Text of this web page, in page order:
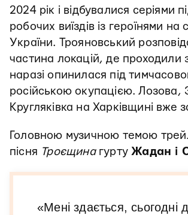
2024 рік і відбувалися серіями
робочих виїздів із героїнями на
України. Трояновський
частина локацій, де проходили
наразі опинилася під
російською окупацією. Лозова,
Кругляківка на Харківщині вже
Головною музичною темою
пісня ТроєщинагуртуЖадан і
«Мені здається, сьогодні